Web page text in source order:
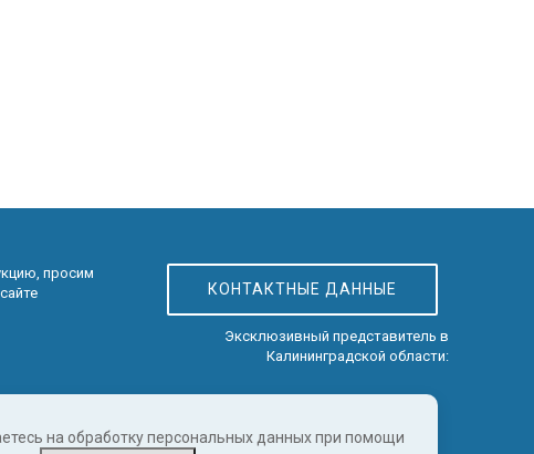
на обработку персональных данных при помощи
просим
КОНТАКТНЫЕ ДАННЫЕ
Эксклюзивный представитель в
Калининградской области: